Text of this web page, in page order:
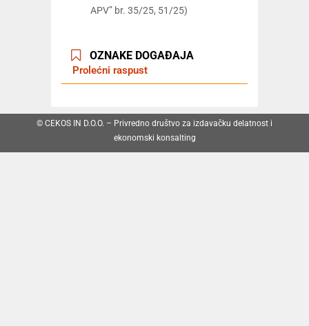
APV” br. 35/25, 51/25)
OZNAKE DOGAĐAJA
Prolećni raspust
© CEKOS IN D.O.O. – Privredno društvo za izdavačku delatnost i
ekonomski konsalting